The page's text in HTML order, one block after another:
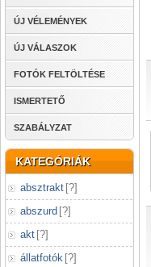
ÚJ VÉLEMÉNYEK
ÚJ VÁLASZOK
FOTÓK FELTÖLTÉSE
ISMERTETŐ
SZABÁLYZAT
KATEGÓRIÁK
absztrakt [?]
abszurd [?]
akt [?]
állatfotók [?]